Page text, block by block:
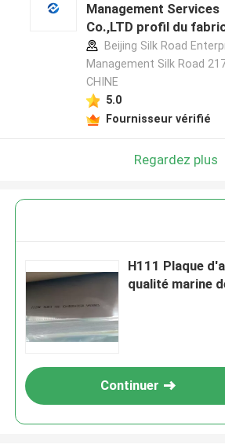
Management Services
Co.,LTD profil du
Beijing Silk Road
Management Silk Road
CHINE
5.0
Fournisseur vérifié
Regardez plus
H111 Plaque
qualité marine
Continuer